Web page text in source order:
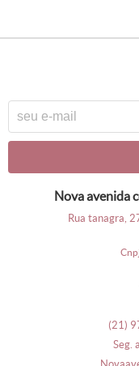
nova avenida
rua tanagra,
(21)